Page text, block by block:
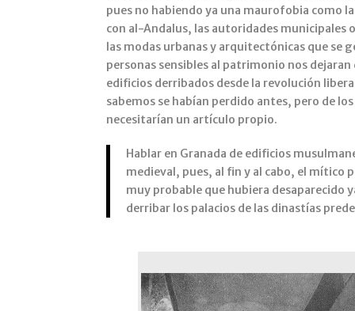
pues no habiendo ya una maurofobia como
con al-Andalus, las autoridades municipales
las modas urbanas y arquitectónicas que se
personas sensibles al patrimonio nos
edificios derribados desde la revolución
sabemos se habían perdido antes, pero de
necesitarían un artículo propio.
Hablar en Granada de edificios
medieval, pues, al fin y al cabo, el mítico
muy probable que hubiera desaparecido
derribar los palacios de las dinastías